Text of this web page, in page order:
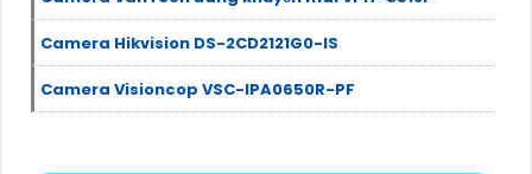
Camera Hikvision DS-2CD2121G0-IS
Camera Visioncop VSC-IPA0650R-PF